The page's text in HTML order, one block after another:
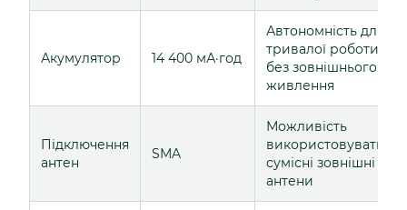
Акумулятор 14 400 мА·год
Автономність для
тривалої роботи
без зовнішнього
живлення
Підключення
антен
SMA
Можливість
використовувати
сумісні зовнішні
антени